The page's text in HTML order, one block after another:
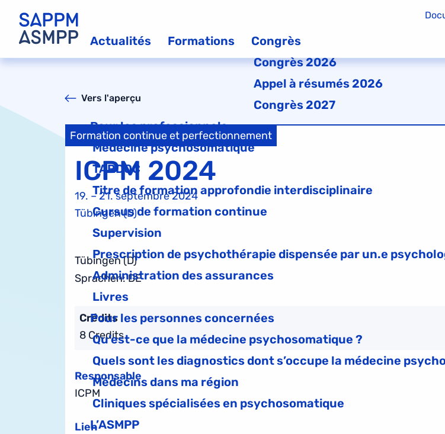
Actualités Formations
Congrès
Congrès 2026
Appel à résumés 2026
Congrès 2027
Pour les professionnels
Médecine psychosomatique
TARDOC
Titre de formation approfondie interdisciplinaire
Cursus de formation continue
Supervision
Prescription de psychothérapie dispensée par un.e
Administration des assurances
Livres
Pour les personnes concernées
Qu’est-ce que la médecine psychosomatique ?
Quels sont les diagnostics dont s’occupe la médecine
Médecins dans ma région
Cliniques spécialisées en psychosomatique
L’ASMPP
Vers l'aperçu
Formation continue et perfectionnement
ICPM 2024
19. – 21. septembre 2024
Tübingen (D)
Tübingen (D)
Sprachen: DE
Crédits
8 Credits
Responsable
ICPM
Lien